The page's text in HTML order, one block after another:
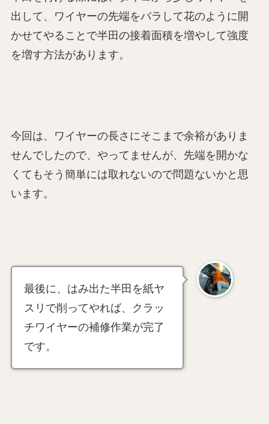
出して、ワイヤーの先端をバラして花のように開
かせてやることで半田の接着面積を増やして強度
を増す方法があります。
今回は、ワイヤーの長さにそこまで余裕がありま
せんでしたので、やってませんが、先端を開かな
くてもそう簡単には取れないので問題ないかと思
います。
最後に、はみ出た半田を紙ヤ
スリで削ってやれば、クラッ
チワイヤーの補修作業が完了
です。